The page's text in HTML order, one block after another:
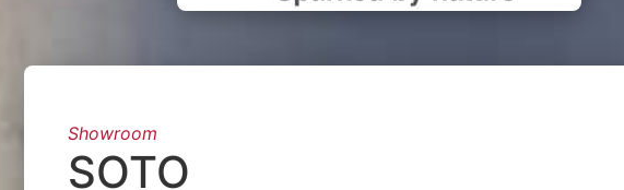
Showroom
SOTO